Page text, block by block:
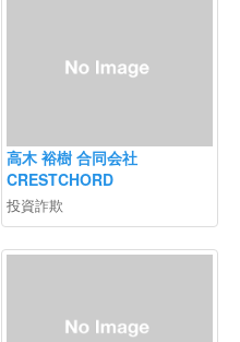
高木 裕樹 合同会社
CRESTCHORD
投資詐欺